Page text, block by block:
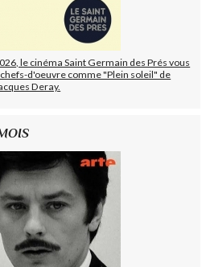
le cinéma Saint Germain des Prés vous
d'oeuvre comme "Plein soleil" de
Deray.